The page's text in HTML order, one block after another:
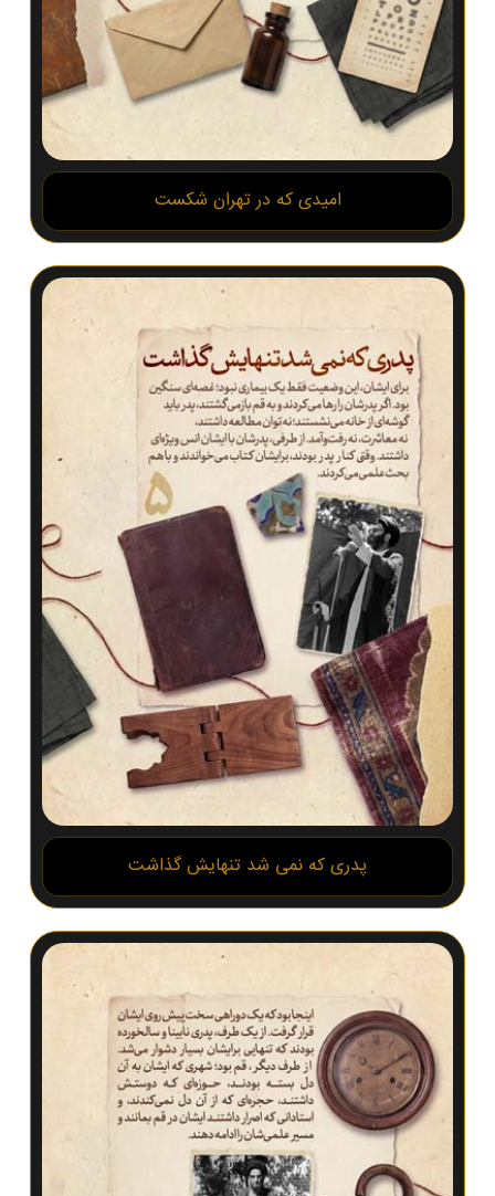
امیدی که در تهران شکست
پدری که نمی شد تنهایش گذاشت